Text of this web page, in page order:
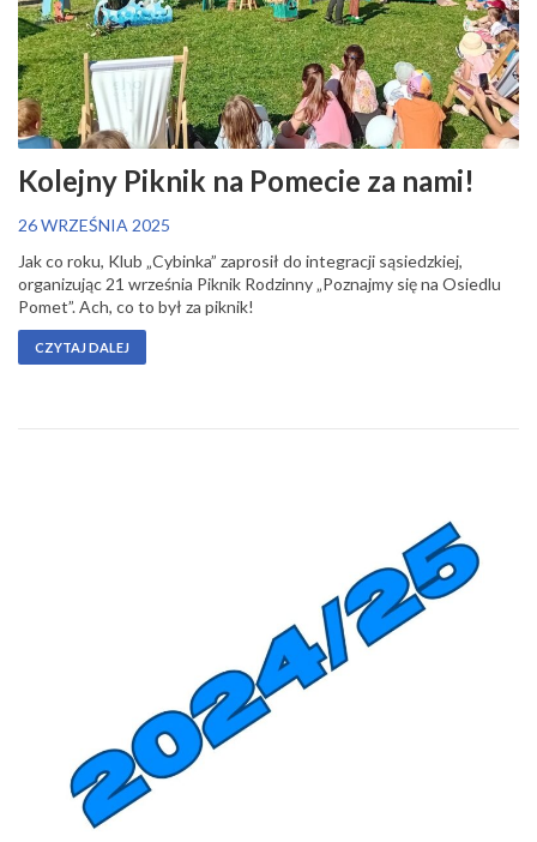
Kolejny Piknik na Pomecie za nami!
26 WRZEŚNIA 2025
Jak co roku, Klub „Cybinka” zaprosił do integracji sąsiedzkiej,
organizując 21 września Piknik Rodzinny „Poznajmy się na Osiedlu
Pomet”. Ach, co to był za piknik!
CZYTAJ DALEJ